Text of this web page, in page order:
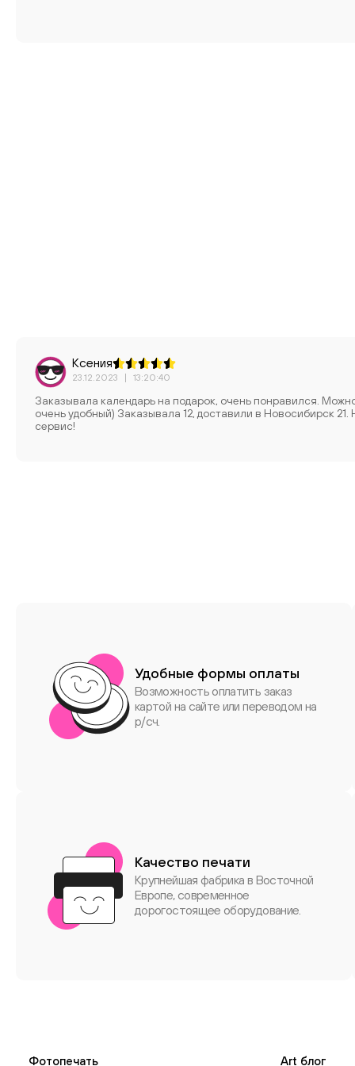
Ксения
23.12.2023 13:20:40
Заказывала календарь на подарок, очень понравился.
очень удобный) Заказывала 12, доставили в Новосибирск
сервис!
Удобные формы оплаты
Возможность оплатить заказ
картой на сайте или переводом на
р/сч.
Качество печати
Крупнейшая фабрика в Восточной
Европе, современное
дорогостоящее оборудование.
Фотопечать Art блог